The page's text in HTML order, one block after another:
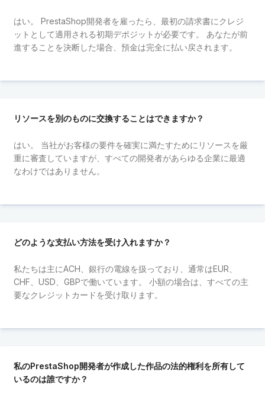
はい。 PrestaShop開発者を雇ったら、最初の請求書にクレジ
ットとして適用される初期デポジットが必要です。 あなたが前
進することを決断した場合、預金は完全に払い戻されます。
リソースを別のものに交換することはできますか？
はい。 当社がお客様の要件を確実に満たすためにリソースを厳
重に審査していますが、すべての開発者があらゆる企業に最適
なわけではありません。
どのような支払い方法を受け入れますか？
私たちは主にACH、銀行の電線を扱っており、通常はEUR、
CHF、USD、GBPで働いています。 小額の場合は、すべての主
要なクレジットカードを受け取ります。
私のPrestaShop開発者が作成した作品の法的権利を所有して
いるのは誰ですか？